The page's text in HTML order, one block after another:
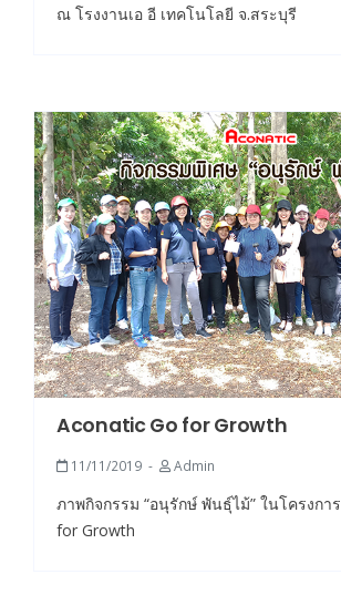
ณ โรงงานเอ อี เทคโนโลยี จ.สระบุรี
Aconatic Go for Growth
11/11/2019 Admin
ภาพกิจกรรม “อนุรักษ์ พันธุ์ไม้” ในโครงการ Aconatic Go
for Growth